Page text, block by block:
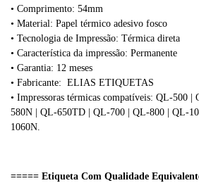
• Comprimento: 54mm
• Material: Papel térmico adesivo fosco
• Tecnologia de Impressão: Térmica direta
• Característica da impressão: Permanente
• Garantia: 12 meses
• Fabricante: ELIAS ETIQUETAS
• Impressoras térmicas compatíveis: QL-500
580N | QL-650TD | QL-700 | QL-800 | QL-
1060N.
===== Etiqueta Com Qualidade